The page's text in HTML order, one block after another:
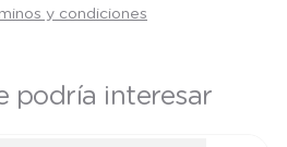
y condiciones
podría interesar